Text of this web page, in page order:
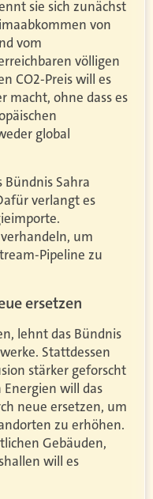
sie sich zunächst
von
vom
völligen
CO2-Preis will es
macht, ohne dass es
global
Bündnis Sahra
verlangt es
um
Pipeline zu
ersetzen
lehnt das Bündnis
Stattdessen
stärker geforscht
will das
neue ersetzen, um
zu erhöhen.
Gebäuden,
will es